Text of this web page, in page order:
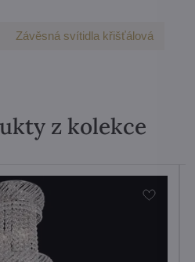
Závěsná svítidla křišťálová
z kolekce